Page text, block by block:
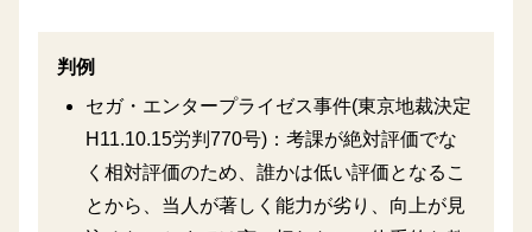
判例
セガ・エンタープライゼス事件(東京地裁決定
H11.10.15労判770号)：考課が絶対評価でな
く相対評価のため、誰かは低い評価となるこ
とから、当人が著しく能力が劣り、向上が見